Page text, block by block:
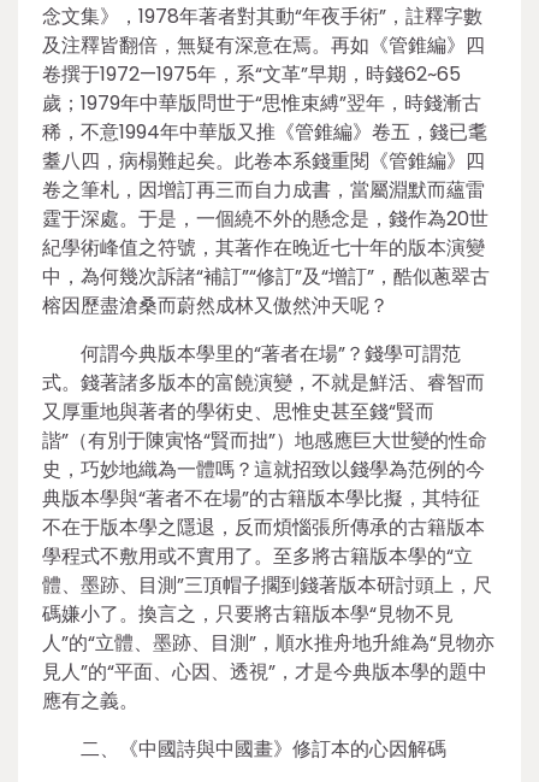
念文集》，1978年著者對其動“年夜手術”，註釋字數
及注釋皆翻倍，無疑有深意在焉。再如《管錐編》四
卷撰于1972—1975年，系“文革”早期，時錢62~65
歲；1979年中華版問世于“思惟束縛”翌年，時錢漸古
稀，不意1994年中華版又推《管錐編》卷五，錢已耄
耋八四，病榻難起矣。此卷本系錢重閱《管錐編》四
卷之筆札，因增訂再三而自力成書，當屬淵默而蘊雷
霆于深處。于是，一個繞不外的懸念是，錢作為20世
紀學術峰值之符號，其著作在晚近七十年的版本演變
中，為何幾次訴諸“補訂”“修訂”及“增訂”，酷似蔥翠古
榕因歷盡滄桑而蔚然成林又傲然沖天呢？
何謂今典版本學里的“著者在場”？錢學可謂范
式。錢著諸多版本的富饒演變，不就是鮮活、睿智而
又厚重地與著者的學術史、思惟史甚至錢“賢而
諧”（有別于陳寅恪“賢而拙”）地感應巨大世變的性命
史，巧妙地織為一體嗎？這就招致以錢學為范例的今
典版本學與“著者不在場”的古籍版本學比擬，其特征
不在于版本學之隱退，反而煩惱張所傳承的古籍版本
學程式不敷用或不實用了。至多將古籍版本學的“立
體、墨跡、目測”三頂帽子擱到錢著版本研討頭上，尺
碼嫌小了。換言之，只要將古籍版本學“見物不見
人”的“立體、墨跡、目測”，順水推舟地升維為“見物亦
見人”的“平面、心因、透視”，才是今典版本學的題中
應有之義。
二、《中國詩與中國畫》修訂本的心因解碼